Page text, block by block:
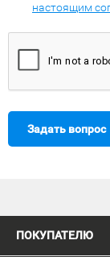
настоящим
Задать вопрос
ПОКУПАТЕЛЮ